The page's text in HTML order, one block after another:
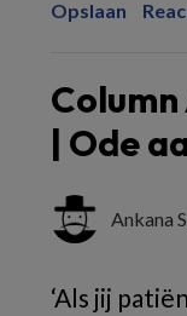
Opslaan
| Ode
Ankana
‘Als jij